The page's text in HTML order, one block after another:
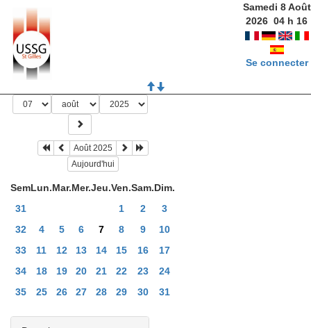
Samedi 8 Août
2026 04 h 16
Se connecter
Août 2025
Aujourd'hui
SemLun.Mar.Mer.Jeu.Ven.Sam.Dim.
31
1 2
3
32
4 5 6 7 8 9
10
33
11 12 13 14 15 16
17
34
18 19 20 21 22 23
24
35
25 26 27 28 29 30 31